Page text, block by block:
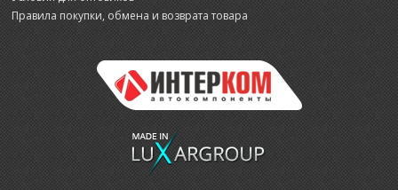
Правила покупки, обмена и возврата товара